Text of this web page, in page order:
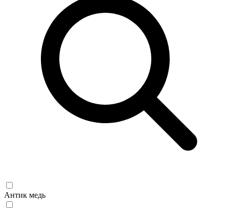
Антик медь